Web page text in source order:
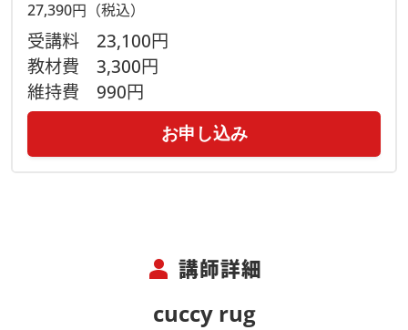
27,390円（税込）
受講料 23,100円
教材費 3,300円
維持費 990円
お申し込み
person 講師詳細
cuccy rug